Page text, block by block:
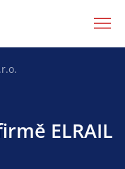
ELRAIL